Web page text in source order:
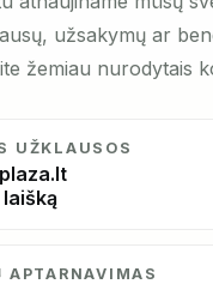
užsakymų ar
žemiau nurodytais
UŽKLAUSOS
APTARNAVIMAS